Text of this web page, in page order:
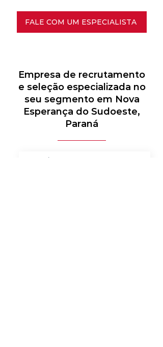
FALE COM UM ESPECIALISTA
Empresa de recrutamento
e seleção especializada no
seu segmento em Nova
Esperança do Sudoeste,
Paraná